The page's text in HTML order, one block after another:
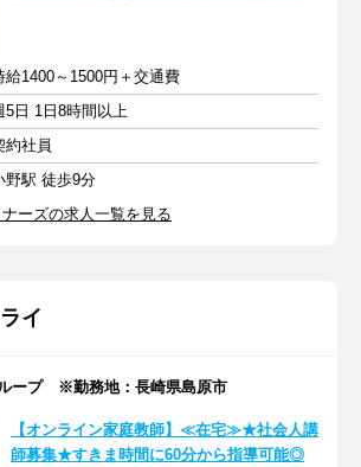
給1400～1500円＋交通費
5日 1日8時間以上
約社員
野駅 徒歩9分
ーズの求人一覧を見る
イ
ープ ※勤務地：長崎県島原市
【オンライン家庭教師】≪在宅≫★社会人講
師募集★すきま時間に60分から指導可能◎